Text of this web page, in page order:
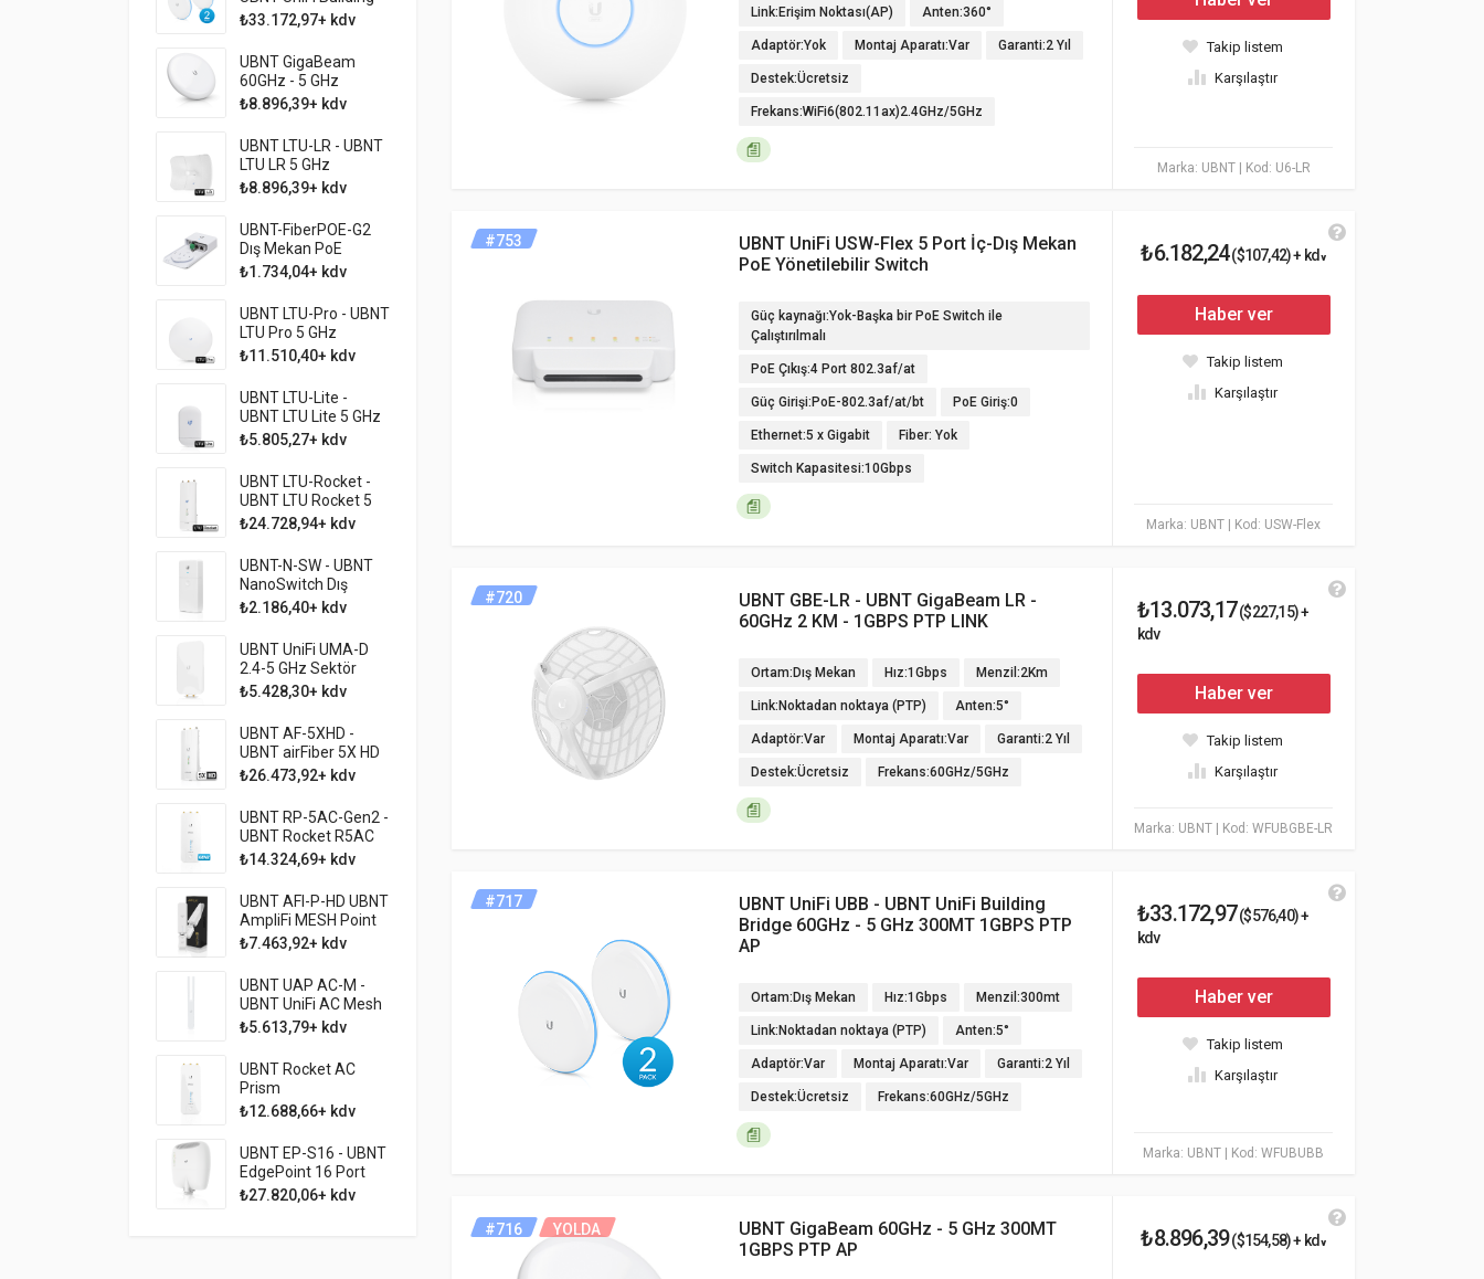
Bridge 60GHz - 5 GHz
300MT 1GBPS PTP
AP
₺33.172,97+ kdv
UBNT GigaBeam
60GHz - 5 GHz
300MT 1GBPS PTP
₺8.896,39+ kdv
UBNT LTU-LR - UBNT
LTU LR 5 GHz
Profesyonel 20 KM
PTMP CPE
₺8.896,39+ kdv
UBNT-FiberPOE-G2
Dış Mekan PoE
Besleme Uzatması
₺1.734,04+ kdv
UBNT LTU-Pro - UBNT
LTU Pro 5 GHz
Profesyonel 10 KM
PTMP CPE
₺11.510,40+ kdv
UBNT LTU-Lite -
UBNT LTU Lite 5 GHz
Profesyonel 3 KM
PTMP CPE
₺5.805,27+ kdv
UBNT LTU-Rocket -
UBNT LTU Rocket 5
GHz Profesyonel
PTMP AP
₺24.728,94+ kdv
UBNT-N-SW - UBNT
NanoSwitch Dış
Mekan 4 Port Pasif
PoE Switch
₺2.186,40+ kdv
UBNT UniFi UMA-D
2.4-5 GHz Sektör
Anten
₺5.428,30+ kdv
UBNT AF-5XHD -
UBNT airFiber 5X HD
1Gbps HDX PTP
Backhaul
₺26.473,92+ kdv
UBNT RP-5AC-Gen2 -
UBNT Rocket R5AC
PRISM Gen2
802.11ac 5GHz AP -
UBNT R5AC-PRISM-
GEN2
₺14.324,69+ kdv
UBNT AFI-P-HD UBNT
AmpliFi MESH Point
HD WiFi Sinyal
Genişletici
₺7.463,92+ kdv
UBNT UAP AC-M -
UBNT UniFi AC Mesh
- 802.11ac 867Mbit
Dış Mekan AP
₺5.613,79+ kdv
UBNT Rocket AC
Prism
₺12.688,66+ kdv
UBNT EP-S16 - UBNT
EdgePoint 16 Port
Outdoor - Dış Mekan
Endüstriyel Switch
₺27.820,06+ kdv
Marka: UBNT | Kod: U6-LR
Link:Erişim Noktası(AP) Anten:360°
Adaptör:Yok Montaj Aparatı:Var Garanti:2 Yıl
Destek:Ücretsiz
Frekans:WiFi6(802.11ax)2.4GHz/5GHz
Takip listem
Karşılaştır
Marka: UBNT | Kod: USW-Flex
#753
UBNT UniFi USW-Flex 5 Port İç-Dış Mekan
PoE Yönetilebilir Switch
Güç kaynağı:Yok-Başka bir PoE Switch ile
Çalıştırılmalı
PoE Çıkış:4 Port 802.3af/at
Güç Girişi:PoE-802.3af/at/bt PoE Giriş:0
Ethernet:5 x Gigabit Fiber: Yok
Switch Kapasitesi:10Gbps
₺6.182,24($107,42) + kdv
Haber ver
Takip listem
Karşılaştır
Marka: UBNT | Kod: WFUBGBE-LR
#720
UBNT GBE-LR - UBNT GigaBeam LR -
60GHz 2 KM - 1GBPS PTP LINK
Ortam:Dış Mekan Hız:1Gbps Menzil:2Km
Link:Noktadan noktaya (PTP) Anten:5°
Adaptör:Var Montaj Aparatı:Var Garanti:2 Yıl
Destek:Ücretsiz Frekans:60GHz/5GHz
₺13.073,17($227,15) +
kdv
Haber ver
Takip listem
Karşılaştır
Marka: UBNT | Kod: WFUBUBB
#717
UBNT UniFi UBB - UBNT UniFi Building
Bridge 60GHz - 5 GHz 300MT 1GBPS PTP
AP
Ortam:Dış Mekan Hız:1Gbps Menzil:300mt
Link:Noktadan noktaya (PTP) Anten:5°
Adaptör:Var Montaj Aparatı:Var Garanti:2 Yıl
Destek:Ücretsiz Frekans:60GHz/5GHz
₺33.172,97($576,40) +
kdv
Haber ver
Takip listem
Karşılaştır
#716 YOLDA
UBNT GigaBeam 60GHz - 5 GHz 300MT
1GBPS PTP AP
₺8.896,39($154,58) + kdv